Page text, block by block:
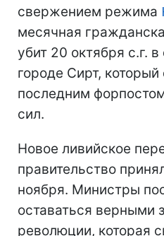
свержением режима
месячная
убит 20 октября с.г.
городе Сирт, который
последним
сил.
Новое ливийское
правительство
ноября. Министры
оставаться верными
революции, которая